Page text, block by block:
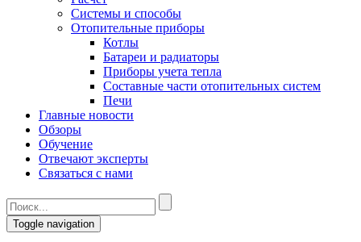
Системы и способы
Отопительные приборы
Котлы
Батареи и радиаторы
Приборы учета тепла
Составные части отопительных систем
Печи
Главные новости
Обзоры
Обучение
Отвечают эксперты
Связаться с нами
Toggle navigation